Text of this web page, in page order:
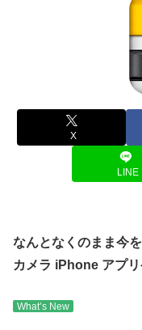
X
LINE
なんとなくのまま今
カメラ iPhone アプ
What’s New